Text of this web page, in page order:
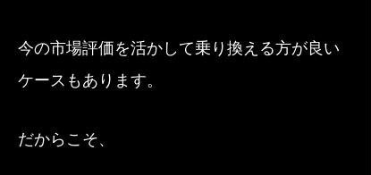
今の市場評価を活かして乗り換える方が良い
ケースもあります。
だからこそ、